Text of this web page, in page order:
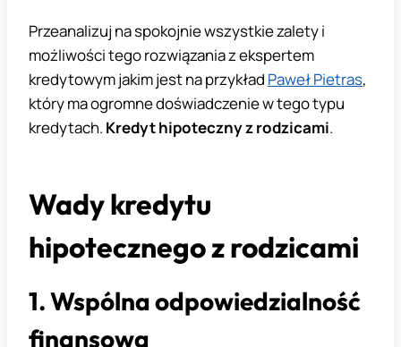
Przeanalizuj na spokojnie wszystkie zalety i
możliwości tego rozwiązania z ekspertem
kredytowym jakim jest na przykład Paweł Pietras,
który ma ogromne doświadczenie w tego typu
kredytach. Kredyt hipoteczny z rodzicami.
Wady kredytu
hipotecznego z rodzicami
1. Wspólna odpowiedzialność
finansowa